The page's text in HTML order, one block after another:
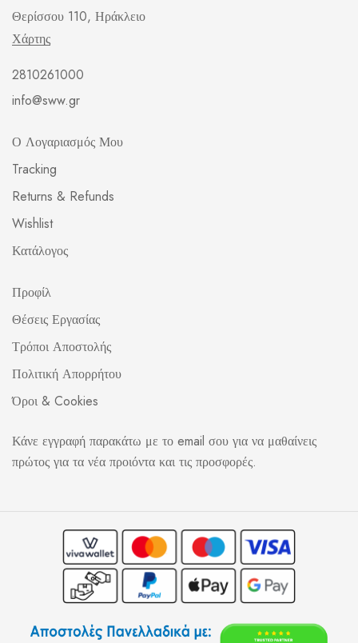
Θερίσσου 110, Ηράκλειο
Χάρτης
2810261000
info@sww.gr
Ο Λογαριασμός Μου
Tracking
Returns & Refunds
Wishlist
Κατάλογος
Προφίλ
Θέσεις Εργασίας
Τρόποι Αποστολής
Πολιτική Απορρήτου
Όροι & Cookies
Κάνε εγγραφή παρακάτω με το email σου για να μαθαίνεις
πρώτος για τα νέα προιόντα και τις προσφορές.